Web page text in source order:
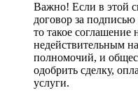
Важно! Если в этой
договор за
то такое
недействительным
полномочий, и
одобрить сделку,
услуги.